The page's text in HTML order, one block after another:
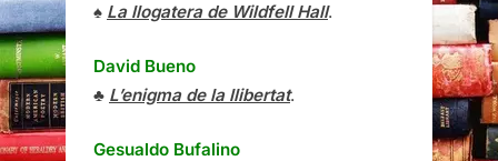
♠ La llogatera de Wildfell Hall.
David Bueno
♣ L’enigma de la llibertat.
Gesualdo Bufalino